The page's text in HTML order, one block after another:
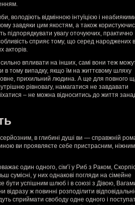
володіють відмінною інтуїцією і
завдяки цим якостям, а також
підпорядкувати увагу оточуючих, практично
сприяє тому, що серед народжених
акторів.
впливати на інших, самі вони теж
в тому випадку, якщо їм на життєвому шляху
прихильний людина. А ще для повного
рівновагу, намагатися не завдавати
– не можна відноситись до життя
в глибині душі ви — справжній
ви проявляєте себе пристрасним, ніжним
один одного, сім’ї у Риб з Раком,
сумісні, у них однакові погляди на сімейне
бути успішним шлюб і в союзі з Дівою,
ж повинні розподілити
сприймати свободу одне одного і